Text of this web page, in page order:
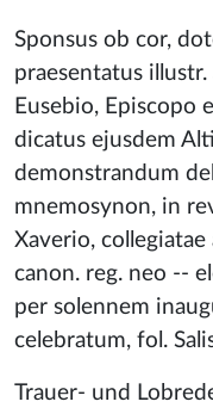
Sponsus ob cor,
praesentatus illustr.
Eusebio, Episcopo
dicatus ejusdem
demonstrandum
mnemosynon, in
Xaverio, collegiatae
canon. reg. neo --
per solennem
celebratum, fol.
Trauer- und